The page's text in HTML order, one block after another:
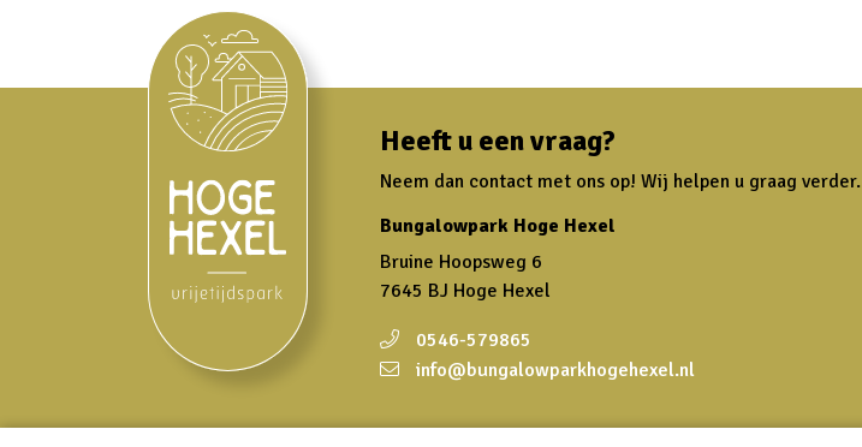
Heeft u een vraag?
Neem dan contact met ons op! Wij helpen u graag verder.
Bungalowpark Hoge Hexel
Bruine Hoopsweg 6
7645 BJ Hoge Hexel
0546-579865
info@bungalowparkhogehexel.nl